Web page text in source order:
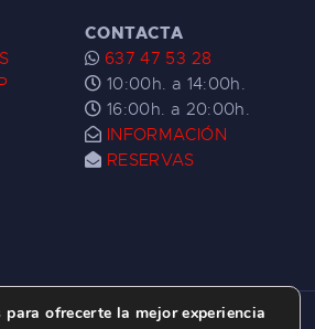
CONTACTA
637 47 53 28
10:00h. a 14:00h.
16:00h. a 20:00h.
INFORMACIÓN
RESERVAS
ofrecerte la mejor experiencia